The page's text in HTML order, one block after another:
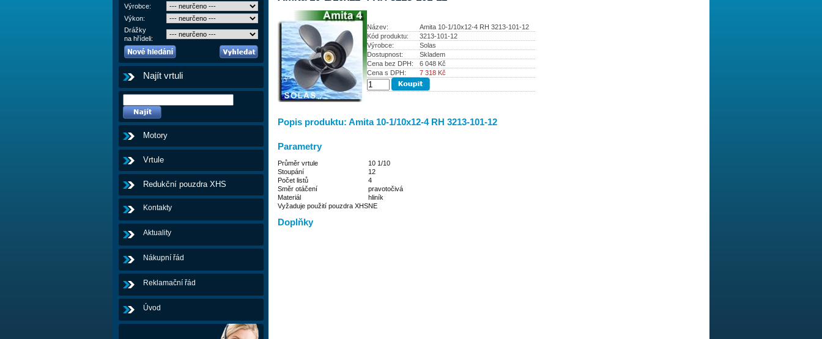
Výrobce:
Výkon:
Drážky
na hřídeli:
Najít vrtuli
Motory
Vrtule
Redukční pouzdra XHS
Kontakty
Aktuality
Nákupní řád
Reklamační řád
Úvod
Název:
Amita 10-1/10x12-4 RH 3213-101-12
Kód produktu:
3213-101-12
Výrobce:
Solas
Dostupnost:
Skladem
Cena bez DPH:
6 048 Kč
Cena s DPH:
7 318 Kč
Popis produktu: Amita 10-1/10x12-4 RH 3213-101-12
Parametry
Průměr vrtule
10 1/10
Stoupání
12
Počet listů
4
Směr otáčení
pravotočivá
Materiál
hliník
Vyžaduje použití pouzdra XHSNE
Doplňky